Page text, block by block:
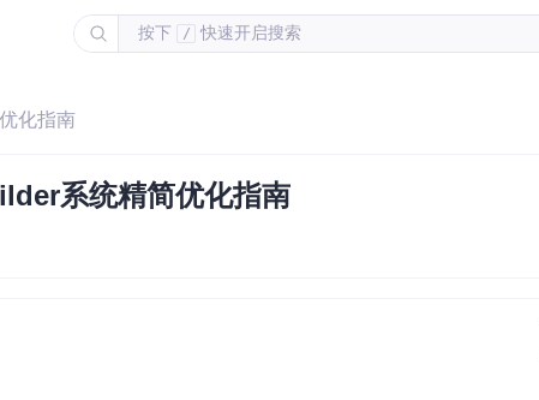
按下 / 快速开启搜索
化指南
系统精简优化指南